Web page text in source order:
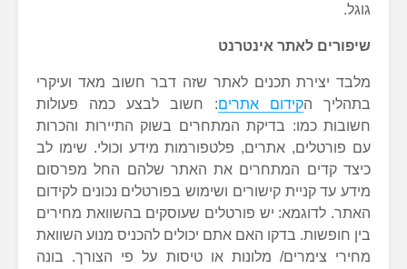
גוגל.
שיפורים לאתר אינטרנט
מלבד יצירת תכנים לאתר שזה דבר חשוב מאד ועיקרי
בתהליך הקידום אתרים: חשוב לבצע כמה פעולות
חשובות כמו: בדיקת המתחרים בשוק התיירות והכרות
עם פורטלים, אתרים, פלטפורמות מידע וכולי. שימו לב
כיצד קדים המתחרים את האתר שלהם החל מפרסום
מידע עד קניית קישורים ושימוש בפורטלים נכונים לקידום
האתר. לדוגמא: יש פורטלים שעוסקים בהשוואת מחירים
בין חופשות. בדקו האם אתם יכולים להכניס מנוע השוואת
מחירי צימרים/ מלונות או טיסות על פי הצורך. בונה